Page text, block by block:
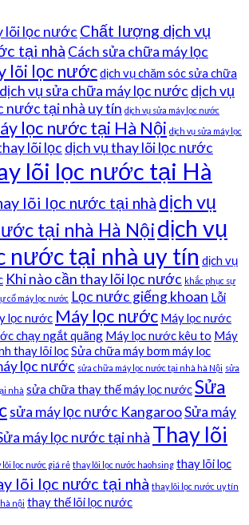
lõi lọc nước Chất lượng dịch vụ
tại nhà Cách sửa chữa máy lọc
lõi lọc nướcdịch vụ chăm sóc sửa chữa
dịch vụ sửa chữa máy lọc nước dịch vụ
nước tại nhà uy tín dịch vụ sửa máy lọc nước
lọc nước tại Hà Nội dịch vụ sửa máy lọc
lõi lọc dịch vụ thay lõi lọc nước
lõi lọc nước tại Hà
lõi lọc nước tại nhà dịch vụ
tại nhà Hà Nộidịch vụ
nước tại nhà uy tín dịch vụ
Khi nào cần thay lõi lọc nước khắc phục sự
cố máy lọc nước Lọc nước giếng khoan Lỗi
lọc nước Máy lọc nước Máy lọc nước
chạy ngắt quãng Máy lọc nước kêu to Máy
thay lõi lọcSửa chữa máy bơm máy lọc
lọc nước sửa chữa máy lọc nước tại nhà hà Nội sửa
nhà sửa chữa thay thế máy lọc nướcSửa
sửa máy lọc nước KangarooSửa máy
máy lọc nước tại nhà Thay lõi
lõi lọc nước giá rẻ thay lõi lọc nước haohsing thay lõi lọc
lõi lọc nước tại nhà thay lõi lọc nước uy tín
nội thay thế lõi lọc nước